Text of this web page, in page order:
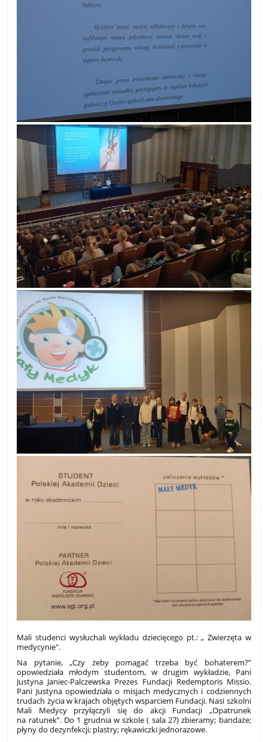
Mali studenci wysłuchali wykładu dziecięcego pt.: „ Zwierzęta w
medycynie".
Na pytanie, „Czy żeby pomagać trzeba być bohaterem?”
opowiedziała młodym studentom, w drugim wykładzie, Pani
Justyna Janiec-Palczewska Prezes Fundacji Redemptoris Missio.
Pani Justyna opowiedziała o misjach medycznych i codziennych
trudach życia w krajach objętych wsparciem Fundacji. Nasi szkolni
Mali Medycy przyłączyli się do akcji Fundacji „Opatrunek
na ratunek”. Do 1 grudnia w szkole ( sala 27) zbieramy; bandaże;
płyny do dezynfekcji; plastry; rękawiczki jednorazowe.